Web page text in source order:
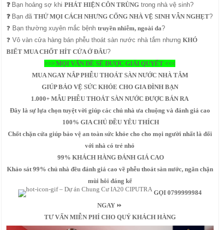
❓ Bạn hoảng sợ khiPHÁT HIỆN CÔN TRÙNG trong nhà vệ sinh?
❓ Bạn đãTHỬ MỌI CÁCH NHƯNG CỐNG NHÀ VỆ SINH VẪN NGHẸT?
❓ Bạn thường xuyên mắc bệnhtruyền nhiễm, ngoài da?
❓ Vô vàn cửa hàng bán phễu thoát sàn nước nhà tắm nhưngKHÓ
BIẾT MUA CHỐT HÍT CỬA Ở ĐÂU?
>>> MỌI VẤN ĐỀ SẼ ĐƯỢC GIẢI QUYẾT <<<
MUA NGAY NẮP PHỄU THOÁT SÀN NƯỚC NHÀ TẮM
GIÚP BẢO VỆ SỨC KHỎE CHO GIA ĐÌNH BẠN
1.000+ MẪU PHỄU THOÁT SÀN NƯỚC ĐƯỢC BÁN RA
Đây là sự lựa chọn tuyệt vời giúp các chủ nhà ưa chuộng và đánh giá cao
100% GIA CHỦ ĐỀU YÊU THÍCH
Chốt chặn cửa giúp bảo vệ an toàn sức khỏe cho cho mọi người nhất là đối
với nhà có trẻ nhỏ
99% KHÁCH HÀNG ĐÁNH GIÁ CAO
Khảo sát 99% chủ nhà đều đánh giá cao về phễu thoát sàn nước, ngăn chặn
mùi hôi đáng kể
GỌI 0799999984
NGAY ⏩
TƯ VẤN MIỄN PHÍ CHO QUÝ KHÁCH HÀNG